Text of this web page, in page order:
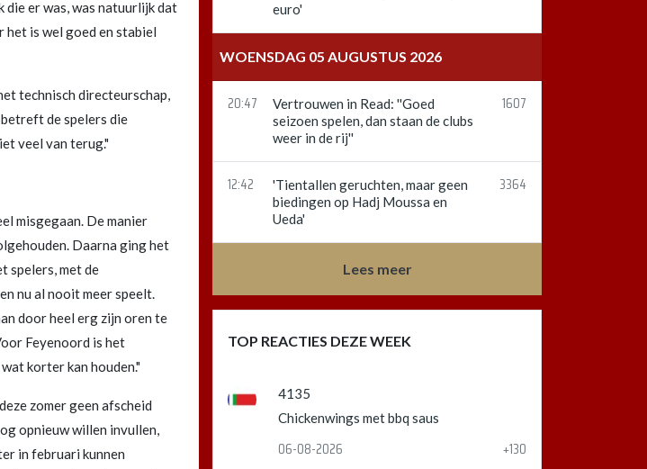
die er was, was natuurlijk dat
het is wel goed en stabiel
technisch directeurschap,
de spelers die
veel van terug."
misgegaan. De manier
Daarna ging het
spelers, met de
nu al nooit meer speelt.
door heel erg zijn oren te
Feyenoord is het
korter kan houden."
zomer geen afscheid
opnieuw willen invullen,
in februari kunnen
euro'
WOENSDAG 05 AUGUSTUS 2026
20:47
Vertrouwen in Read: ''Goed
seizoen spelen, dan staan de clubs
weer in de rij''
1607
12:42
'Tientallen geruchten, maar geen
biedingen op Hadj Moussa en
Ueda'
3364
Lees meer
TOP REACTIES DEZE WEEK
4135
Chickenwings met bbq saus
06-08-2026 +130